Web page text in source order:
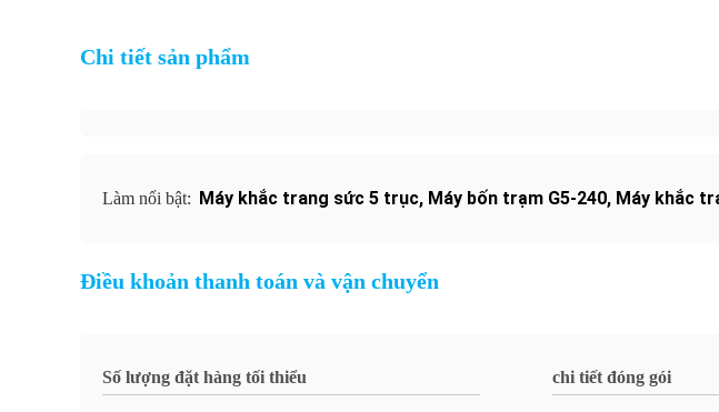
Chi tiết sản phẩm
Làm nổi bật: Máy khắc trang sức 5 trục, Máy bốn trạm G5-240, Máy khắc
Điều khoản thanh toán và vận chuyển
Số lượng đặt hàng tối thiểu chi tiết đóng gói